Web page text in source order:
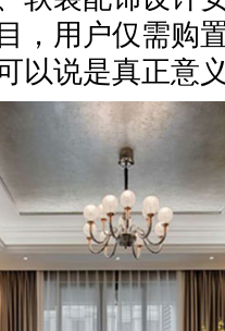
，用户仅需购
以说是真正意